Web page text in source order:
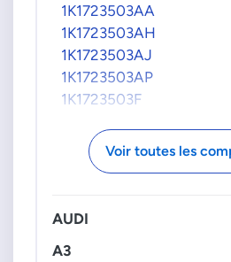
1K1723503AA
1K1723503AH
1K1723503AJ
1K1723503AP
1K1723503F
1K1723503S
1K1723503T
1Q1723503A
Voir toutes les
AUDI
A3